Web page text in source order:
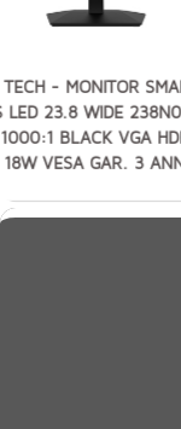
- MONITOR
LED 23.8 WIDE
BLACK VGA
18W VESA GAR. 3